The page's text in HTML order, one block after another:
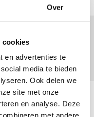
Over
cookies
en advertenties te
media te bieden
Ook delen we
site met onze
en analyse. Deze
met andere